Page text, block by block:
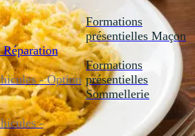
- Option
-
Formations
présentielles Maçon
Formations
présentielles
Sommellerie